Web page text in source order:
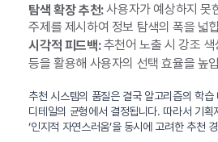
탐색 확장 추천:사용자가 예상하지 못
주제를 제시하여 정보 탐색의 폭을 넓
시각적 피드백:추천어 노출 시 강조 색
등을 활용해 사용자의 선택 효율을 높
추천 시스템의 품질은 결국 알고리즘의 학
디테일의 균형에서 결정됩니다. 따라서 기획
‘인지적 자연스러움’을 동시에 고려한 추천